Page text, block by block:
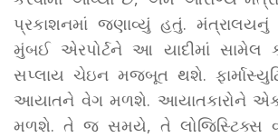
પ્રકાશનમાં જણાવ્યું હતું.
મુંબઈ એરપોર્ટને આ યાદીમાં સામેલ
સપ્લાય ચેઇન મજબૂત થશે.
આયાતને વેગ મળશે. આયાતકારોને એક
મળશે. તે જ સમયે, તે લોજિસ્ટિક્સ